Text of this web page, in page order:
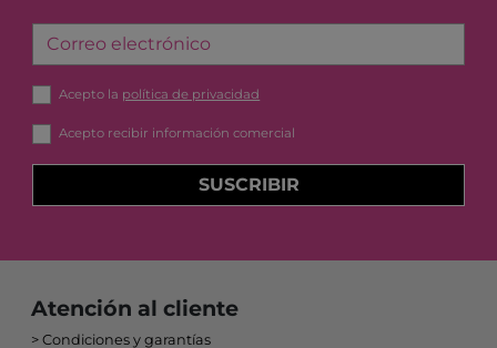
Correo electrónico
Acepto la política de privacidad
Acepto recibir información comercial
SUSCRIBIR
Atención al cliente
Condiciones y garantías